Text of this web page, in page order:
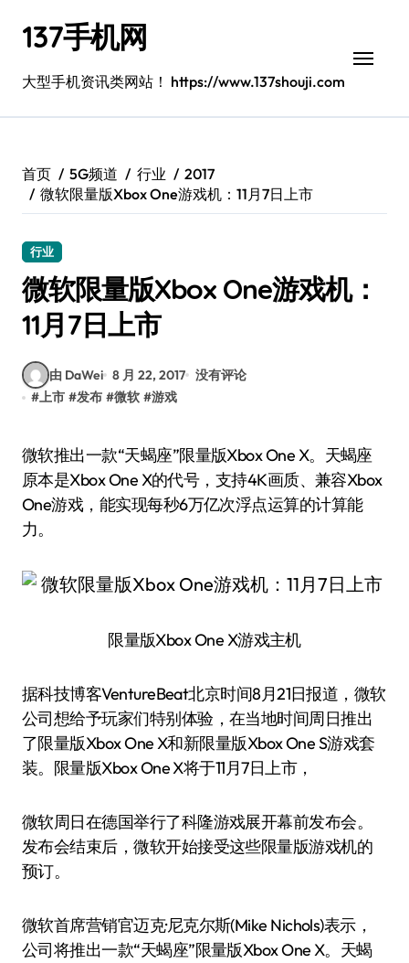
137手机网
大型手机资讯类网站！ https://www.137shouji.com
首页 5G频道 行业
2017
微软限量版Xbox One游戏机：11月7日上市
行业
微软限量版Xbox One游戏机：
11月7日上市
由 DaWei 8 月 22, 2017 没有评论
#上市 #发布 #微软 #游戏
微软推出一款“天蝎座”限量版Xbox One X。天蝎座
原本是Xbox One X的代号，支持4K画质、兼容Xbox
One游戏，能实现每秒6万亿次浮点运算的计算能
力。
限量版Xbox One X游戏主机
据科技博客VentureBeat北京时间8月21日报道，微软
公司想给予玩家们特别体验，在当地时间周日推出
了限量版Xbox One X和新限量版Xbox One S游戏套
装。限量版Xbox One X将于11月7日上市，
微软周日在德国举行了科隆游戏展开幕前发布会。
发布会结束后，微软开始接受这些限量版游戏机的
预订。
微软首席营销官迈克·尼克尔斯(Mike Nichols)表示，
公司将推出一款“天蝎座”限量版Xbox One X。天蝎